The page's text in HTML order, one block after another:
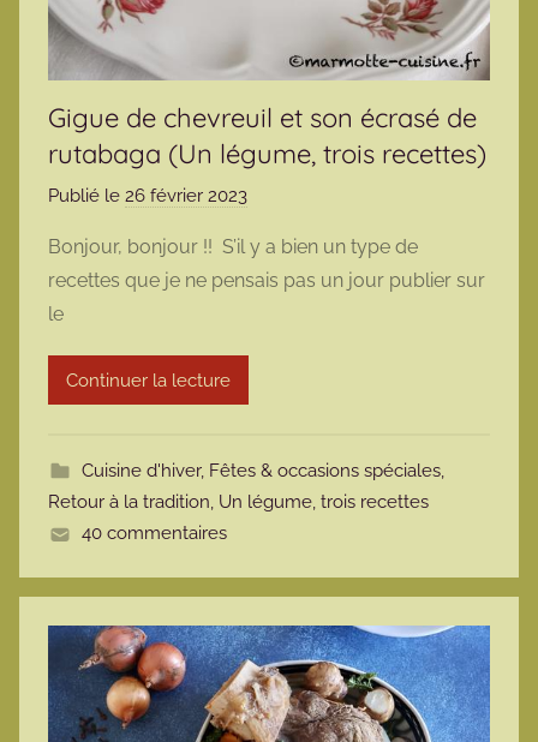
Gigue de chevreuil et son écrasé de
rutabaga (Un légume, trois recettes)
Publié le 26 février 2023
r
m
r
t
e
Bonjour, bonjour !! S’il y a bien un type de
recettes que je ne pensais pas un jour publier sur
le
Continuer la lecture
Cuisine d'hiver, Fêtes & occasions spéciales,
Retour à la tradition, Un légume, trois recettes
40 commentaires